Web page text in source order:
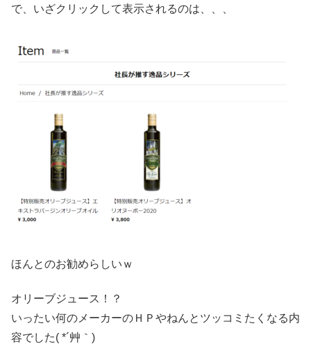
で、いざクリックして表示されるのは、、、
ほんとのお勧めらしいｗ
オリーブジュース！？
いったい何のメーカーのＨＰやねんとツッコミたくなる内
容でした( *´艸｀)